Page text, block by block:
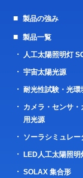
製品の強み
製品一覧
人工太陽照明灯
宇宙太陽光源
耐光性試験・光環
カメラ・センサ
用光源
ソーラシミュレー
LED人工太陽照明
SOLAX 集合形